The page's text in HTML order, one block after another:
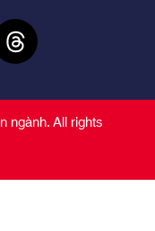
ngành. All rights